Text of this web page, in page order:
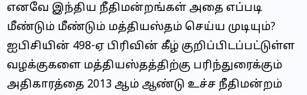
எனவே இந்திய நீதிமன்றங்கள் அதை எப்படி
மீண்டும் மீண்டும் மத்தியஸ்தம் செய்ய முடியும்?
ஐபிசியின் 498-ஏ பிரிவின் கீழ் குறிப்பிடப்பட்டுள்ள
வழக்குகளை மத்தியஸ்தத்திற்கு பரிந்துரைக்கும்
அதிகாரத்தை 2013 ஆம் ஆண்டு உச்ச நீதிமன்றம்